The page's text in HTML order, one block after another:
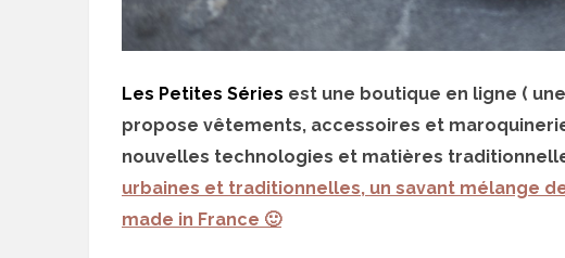
Les Petites Séries est une boutique en ligne (
propose vêtements, accessoires et
nouvelles technologies et matières
urbaines et traditionnelles, un savant mélange
made in France 🙂